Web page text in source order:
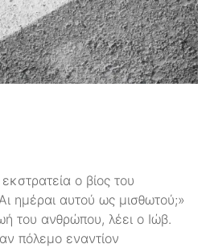
ο βίος του
ημέραι αυτού ως μισθωτού;»
του ανθρώπου, λέει ο Ιώβ.
πόλεμο εναντίον